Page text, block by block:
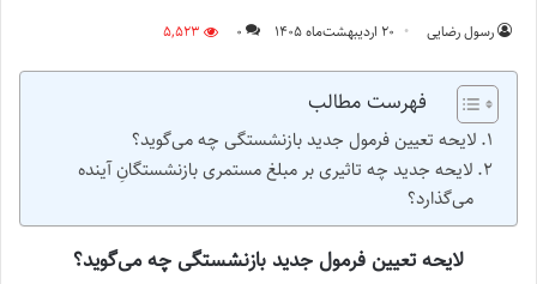
رسول رضایی ۲۰ اردیبهشت‌ماه ۱۴۰۵ 0
5,523
فهرست مطالب
لایحه تعیین فرمول جدید بازنشستگی چه می‌گوید؟
لایحه جدید چه تاثیری بر مبلغ مستمری‌ بازنشستگانِ آینده
می‌گذارد؟
لایحه تعیین فرمول جدید بازنشستگی چه می‌گوید؟